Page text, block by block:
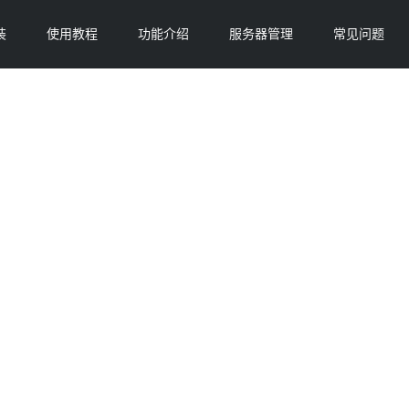
使用教程 功能介绍 服务器管理 常见问题